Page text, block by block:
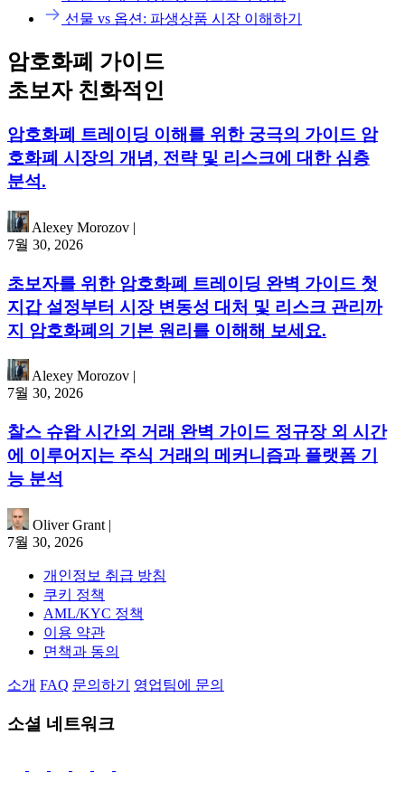
선물 vs 옵션: 파생상품 시장 이해하기
암호화폐 가이드
초보자 친화적인
암호화폐 트레이딩 이해를 위한 궁극의 가이드 암
호화폐 시장의 개념, 전략 및 리스크에 대한 심층
분석.
Alexey Morozov |
7월 30, 2026
초보자를 위한 암호화폐 트레이딩 완벽 가이드 첫
지갑 설정부터 시장 변동성 대처 및 리스크 관리까
지 암호화폐의 기본 원리를 이해해 보세요.
Alexey Morozov |
7월 30, 2026
찰스 슈왑 시간외 거래 완벽 가이드 정규장 외 시간
에 이루어지는 주식 거래의 메커니즘과 플랫폼 기
능 분석
Oliver Grant |
7월 30, 2026
개인정보 취급 방침
쿠키 정책
AML/KYC 정책
이용 약관
면책과 동의
소개 FAQ 문의하기 영업팀에 문의
소셜 네트워크